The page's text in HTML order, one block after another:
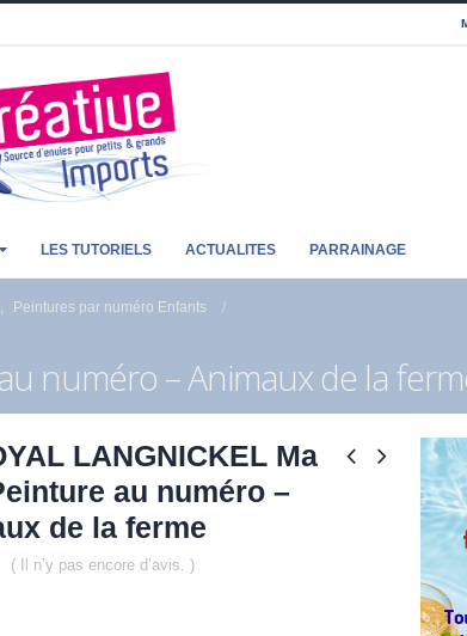
LES TUTORIELS ACTUALITES PARRAINAGE
Peintures par numéro Enfants
numéro – Animaux de la
LANGNICKEL Ma
au numéro –
de la ferme
( Il n’y pas encore d’avis. )